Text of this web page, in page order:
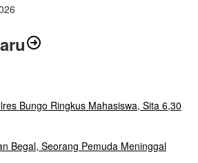
Bungo Ringkus Mahasiswa, Sita 6,30
Begal, Seorang Pemuda Meninggal